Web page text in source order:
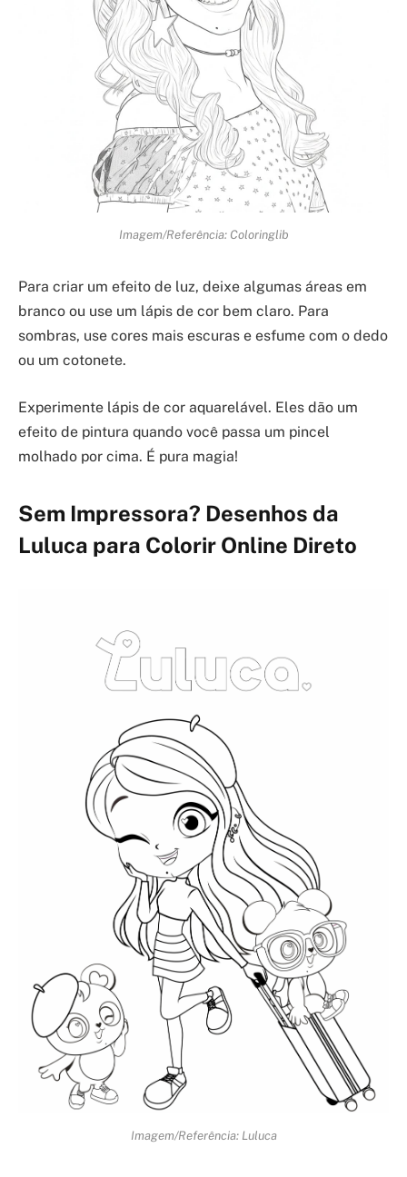
Imagem/Referência: Coloringlib
Para criar um efeito de luz, deixe algumas áreas em
branco ou use um lápis de cor bem claro. Para
sombras, use cores mais escuras e esfume com o dedo
ou um cotonete.
Experimente lápis de cor aquarelável. Eles dão um
efeito de pintura quando você passa um pincel
molhado por cima. É pura magia!
Sem Impressora? Desenhos da
Luluca para Colorir Online Direto
Imagem/Referência: Luluca